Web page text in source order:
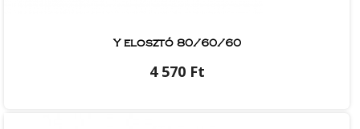
Y elosztó 80/60/60
4 570 Ft